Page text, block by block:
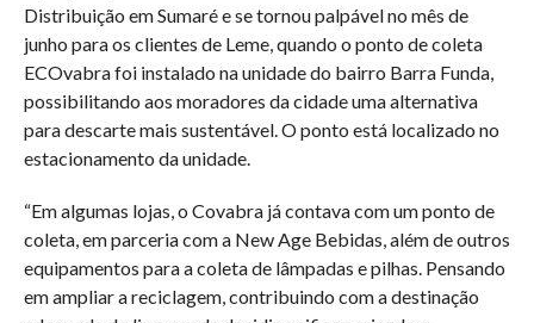
Distribuição em Sumaré e se tornou palpável no mês de
junho para os clientes de Leme, quando o ponto de coleta
ECOvabra foi instalado na unidade do bairro Barra Funda,
possibilitando aos moradores da cidade uma alternativa
para descarte mais sustentável. O ponto está localizado no
estacionamento da unidade.
“Em algumas lojas, o Covabra já contava com um ponto de
coleta, em parceria com a New Age Bebidas, além de outros
equipamentos para a coleta de lâmpadas e pilhas. Pensando
em ampliar a reciclagem, contribuindo com a destinação